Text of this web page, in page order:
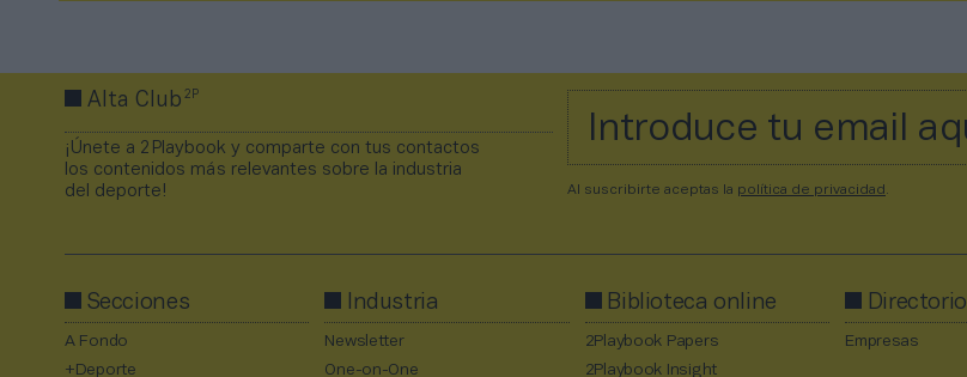
Alta Club2P
¡Únete a 2Playbook y comparte con tus contactos
los contenidos más relevantes sobre la industria
del deporte!
Al suscribirte aceptas la política de privacidad
Secciones
A Fondo
+Deporte
Industria
Newsletter
One-on-One
Biblioteca online
2Playbook Papers
2Playbook Insight
Directorio
Empresas